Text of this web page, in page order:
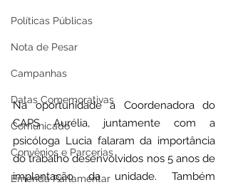
Políticas Públicas
Nota de Pesar
Campanhas
Datas Comemorativas
Comunicado
Convênios e Parcerias
Emenda Parlamentar
Na oportunidade a Coordenadora do
CAPS Aurélia, juntamente com a
psicóloga Lucia falaram da importância
do trabalho desenvolvidos nos 5 anos de
implantação da unidade. Também